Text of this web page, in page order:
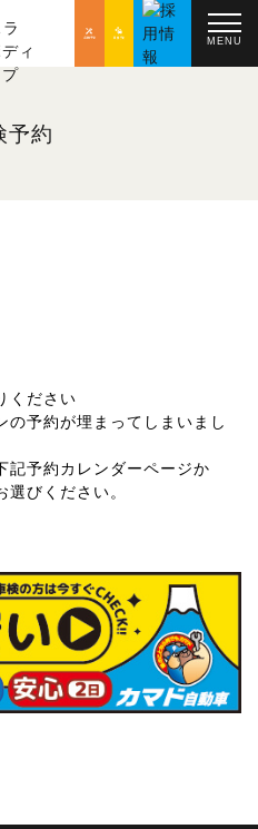
MENU
予約
ください
の予約が埋まってしまいまし
記予約カレンダーページか
びください。